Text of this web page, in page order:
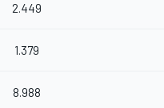
2.449
1.379
8.988